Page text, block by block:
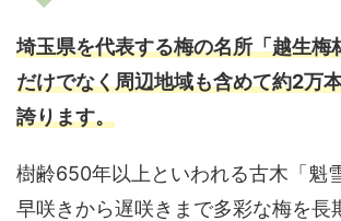
埼玉県を代表する梅の名所「越生梅
だけでなく周辺地域も含めて約2万
誇ります。
樹齢650年以上といわれる古木「魁
早咲きから遅咲きまで多彩な梅を長